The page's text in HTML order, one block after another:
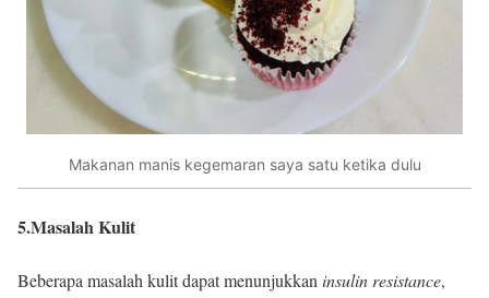
Makanan manis kegemaran saya satu ketika dulu
5.Masalah Kulit
Beberapa masalah kulit dapat menunjukkan insulin resistance,